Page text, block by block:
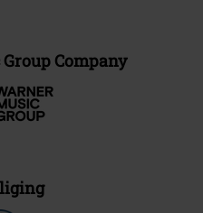
Company